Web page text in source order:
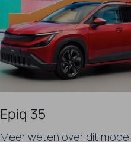
Epiq 35
Meer weten over dit model